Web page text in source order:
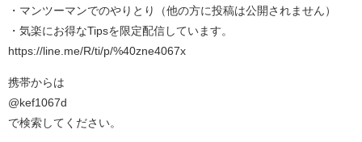
・マンツーマンでのやりとり（他の方に投稿は公開されません）
・気楽にお得なTipsを限定配信しています。
https://line.me/R/ti/p/%40zne4067x
携帯からは
@kef1067d
で検索してください。